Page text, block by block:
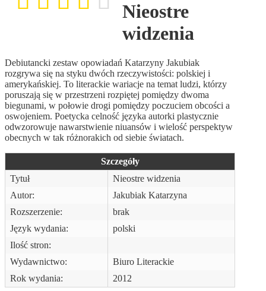
Nieostre
widzenia
Debiutancki zestaw opowiadań Katarzyny Jakubiak
rozgrywa się na styku dwóch rzeczywistości: polskiej i
amerykańskiej. To literackie wariacje na temat ludzi, którzy
poruszają się w przestrzeni rozpiętej pomiędzy dwoma
biegunami, w połowie drogi pomiędzy poczuciem obcości a
oswojeniem. Poetycka celność języka autorki plastycznie
odwzorowuje nawarstwienie niuansów i wielość perspektyw
obecnych w tak różnorakich od siebie światach.
Szczegóły
Tytuł
Nieostre widzenia
Autor:
Jakubiak Katarzyna
Rozszerzenie:
brak
Język wydania:
polski
Ilość stron:
Wydawnictwo:
Biuro Literackie
Rok wydania:
2012